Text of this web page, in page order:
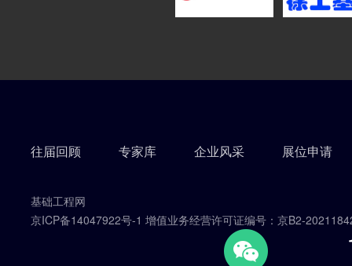
往届回顾 专家库 企业风采 展位申请
基础工程网
京ICP备14047922号-1 增值业务经营许可证编号：京B2-